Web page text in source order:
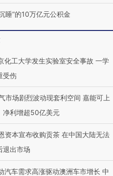
睡”的10万亿元公积金
化工大学发生实验室安全事故 一学
受伤
市场剧烈波动现套利空间 嘉能可上
净利增超50亿美元
资本宣布收购贡茶 在中国大陆无法
退出市场
汽车需求高涨驱动澳洲车市增长 中